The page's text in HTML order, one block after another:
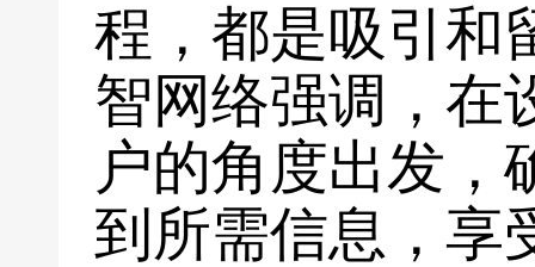
程，都是吸引和
智网络强调，在
户的角度出发，
到所需信息，享